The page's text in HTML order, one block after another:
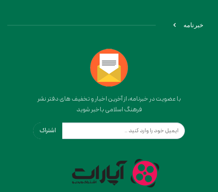
خبرنامه
با عضویت در خبرنامه، از آخرین اخبار و تخفیف های دفتر نشر
فرهنگ اسلامی باخبر شوید
اشتراک